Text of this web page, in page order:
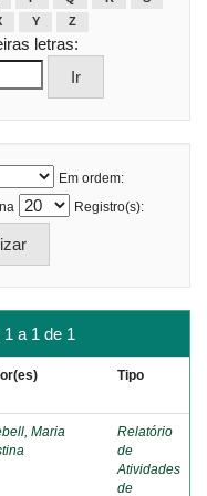
Y Z
letras:
Em ordem:
Registro(s):
a 1 de 1
Tipo
Maria
Relatório
de
Atividades
de